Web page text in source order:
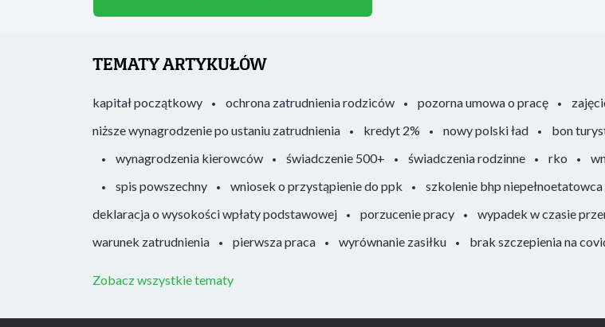
TEMATY ARTYKUŁÓW
kapitał początkowy ochrona zatrudnienia rodziców pozorna umowa o pracę
niższe wynagrodzenie po ustaniu zatrudnienia
kredyt 2% nowy polski ład bon
wynagrodzenia kierowców
świadczenie 500+ świadczenia rodzinne rko
spis powszechny
wniosek o przystąpienie do ppk szkolenie bhp
deklaracja o wysokości wpłaty podstawowej
porzucenie pracy wypadek w czasie
warunek zatrudnienia
pierwsza praca wyrównanie zasiłku brak szczepienia na
Zobacz wszystkie tematy